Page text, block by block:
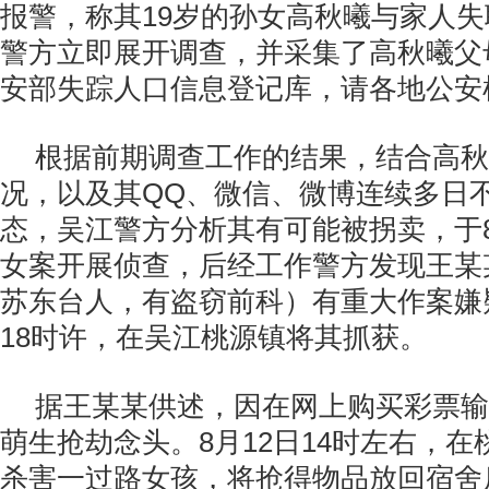
报警，称其19岁的孙女高秋曦与家人
警方立即展开调查，并采集了高秋曦
安部失踪人口信息登记库，请各地公
根据前期调查工作的结果，结合高
况，以及其QQ、微信、微博连续多日
态，吴江警方分析其有可能被拐卖，
女案开展侦查，后经工作警方发现王
苏东台人，有盗窃前科）有重大作案
18时许，在吴江桃源镇将其抓获。
据王某某供述，因在网上购买彩票
萌生抢劫念头。8月12日14时左右，在
杀害一过路女孩，将抢得物品放回宿